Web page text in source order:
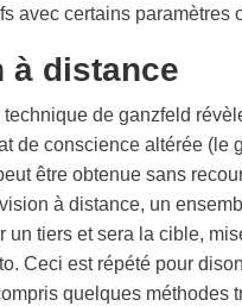
avec certains
à distance
technique de ganzfeld
de conscience altérée (le
être obtenue sans
vision à distance, un
un tiers et sera la cible,
Ceci est répété pour
quelques méthodes